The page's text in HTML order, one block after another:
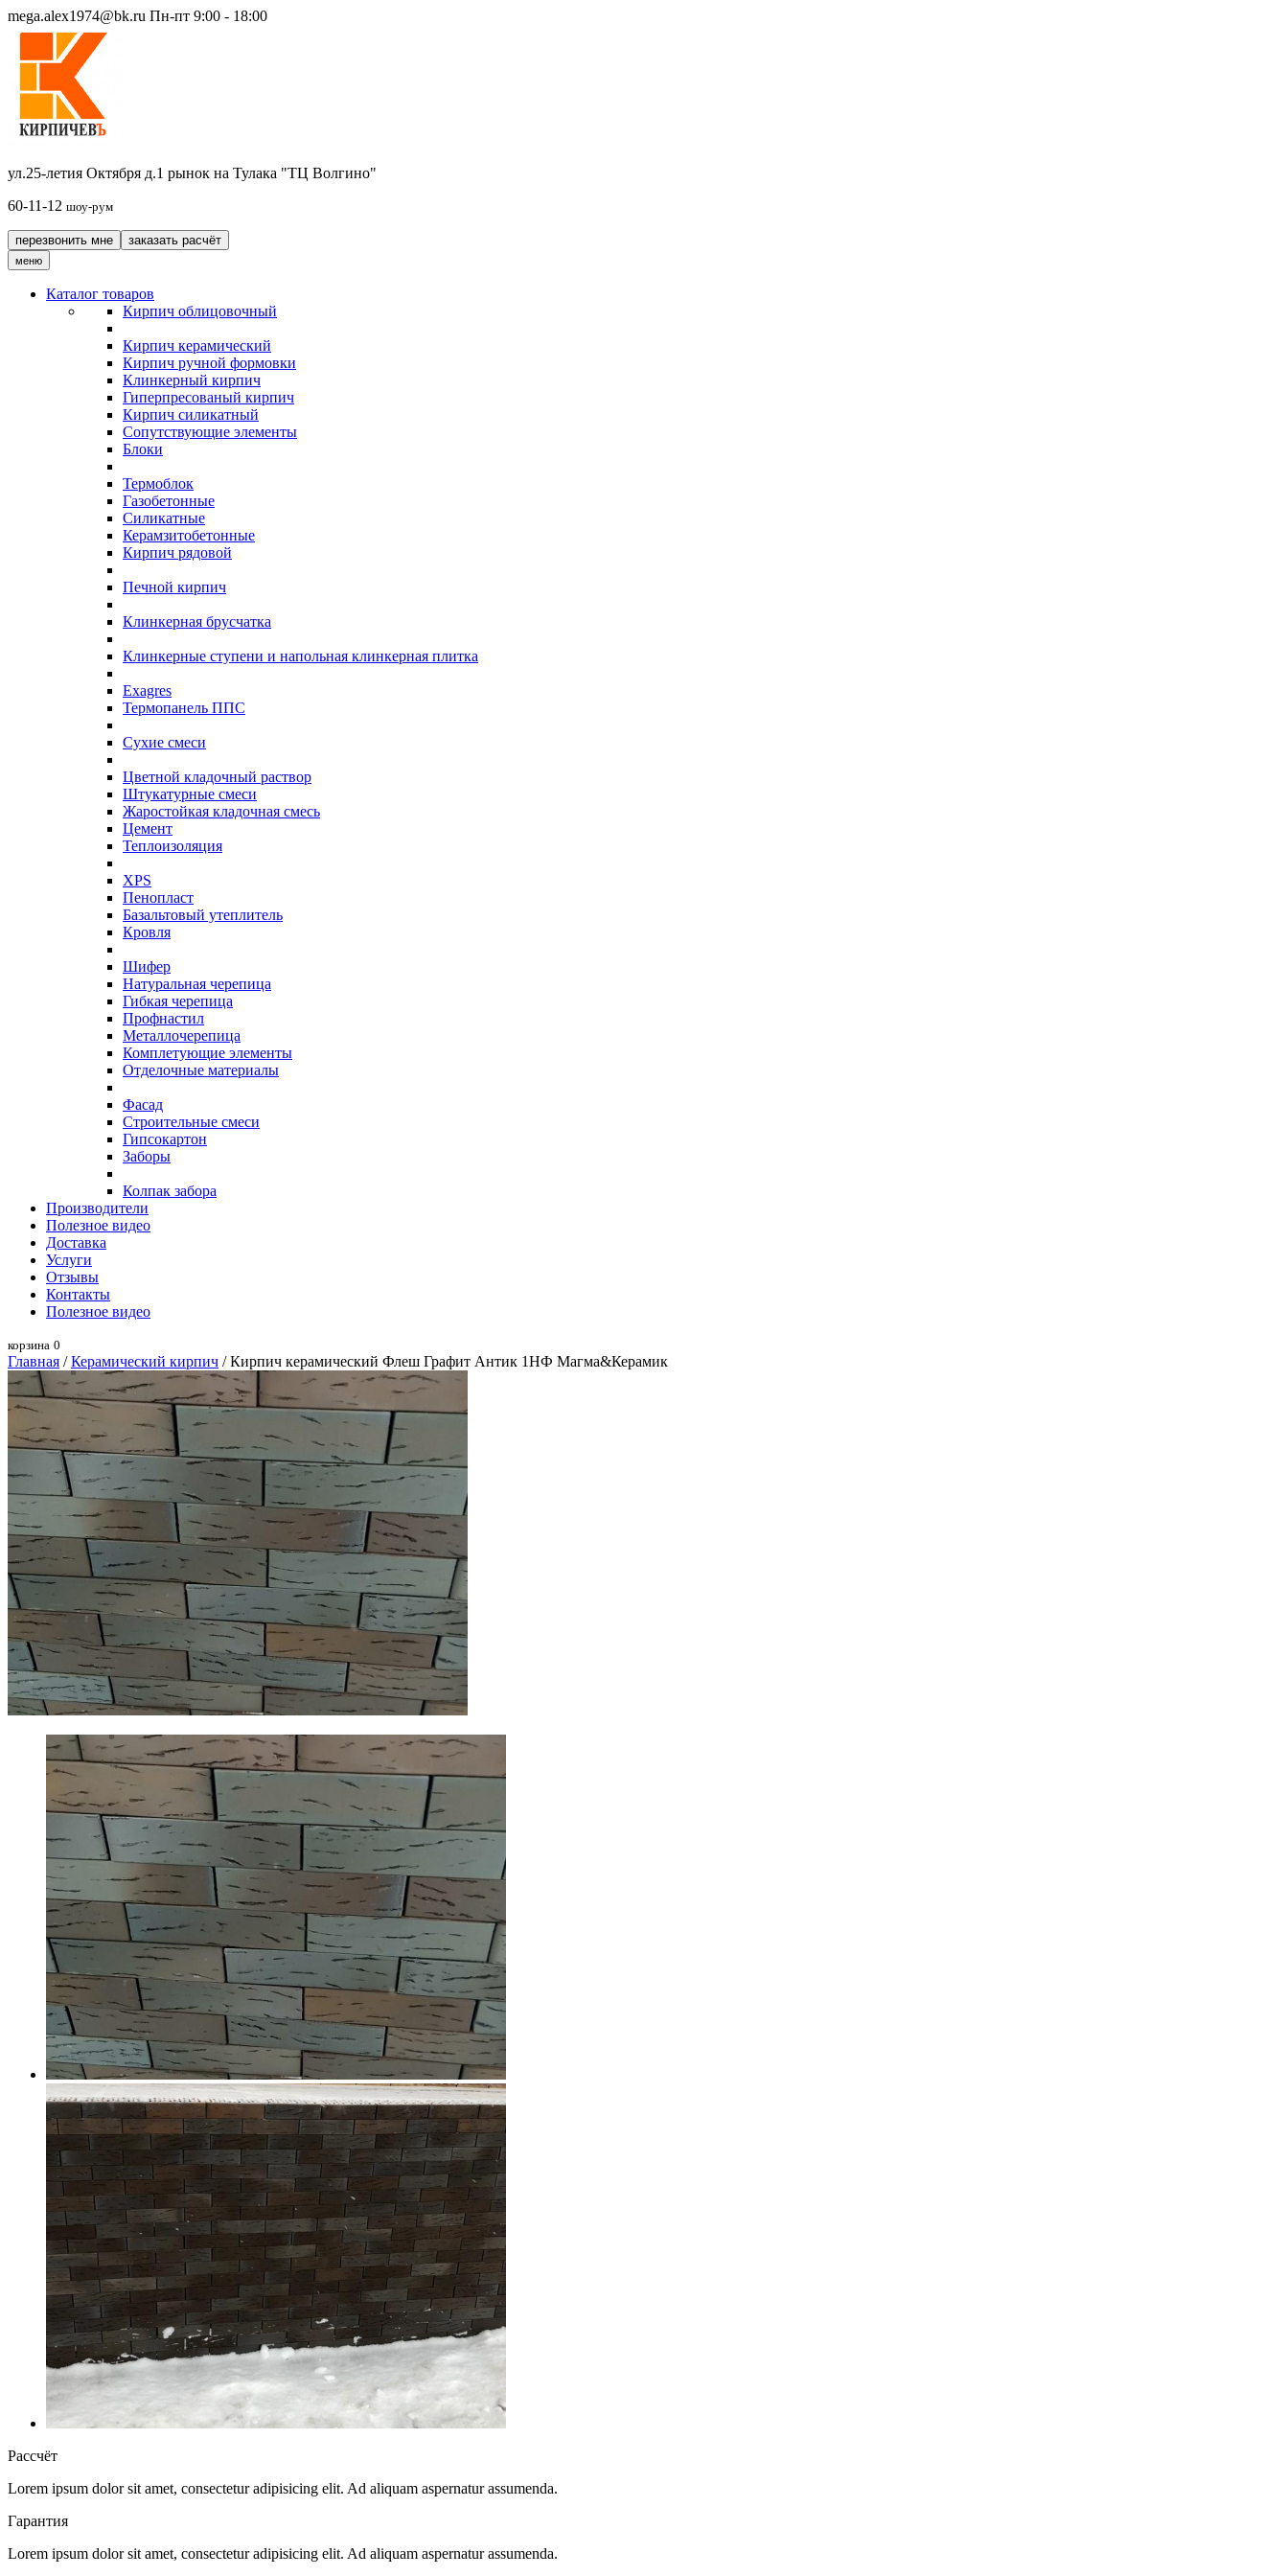
mega.alex1974@bk.ru Пн-пт 9:00 - 18:00
ул.25-летия Октября д.1 рынок на Тулака "ТЦ Волгино"
60-11-12 шоу-рум
перезвонить мне заказать расчёт
меню
Каталог товаров
Кирпич облицовочный
Кирпич керамический
Кирпич ручной формовки
Клинкерный кирпич
Гиперпресованый кирпич
Кирпич силикатный
Сопутствующие элементы
Блоки
Термоблок
Газобетонные
Силикатные
Керамзитобетонные
Кирпич рядовой
Печной кирпич
Клинкерная брусчатка
Клинкерные ступени и напольная клинкерная плитка
Exagres
Термопанель ППС
Сухие смеси
Цветной кладочный раствор
Штукатурные смеси
Жаростойкая кладочная смесь
Цемент
Теплоизоляция
XPS
Пенопласт
Базальтовый утеплитель
Кровля
Шифер
Натуральная черепица
Гибкая черепица
Профнастил
Металлочерепица
Комплетующие элементы
Отделочные материалы
Фасад
Строительные смеси
Гипсокартон
Заборы
Колпак забора
Производители
Полезное видео
Доставка
Услуги
Отзывы
Контакты
Полезное видео
корзина 0
Главная /Керамический кирпич / Кирпич керамический Флеш Графит Антик 1НФ Магма&Керамик
Рассчёт
Lorem ipsum dolor sit amet, consectetur adipisicing elit. Ad aliquam aspernatur assumenda.
Гарантия
Lorem ipsum dolor sit amet, consectetur adipisicing elit. Ad aliquam aspernatur assumenda.